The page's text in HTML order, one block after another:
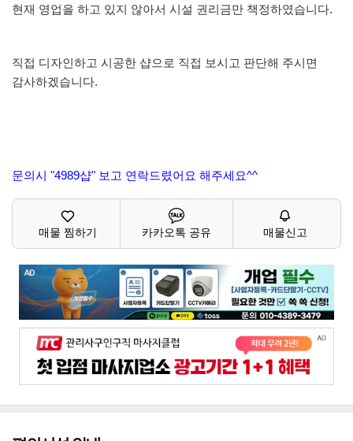
현재 영업을 하고 있지 않아서 시설 권리금만 책정하였습니다.
직접 디자인하고 시공한 샵으로 직접 보시고 판단해 주시면
감사하겠습니다.
문의시 "4989샵" 보고 연락드렸어요 해주세요^^
매물 찜하기 카카오톡 공유 매물신고